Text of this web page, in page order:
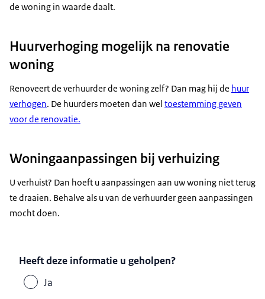
de woning in waarde daalt.
Huurverhoging mogelijk na renovatie
woning
Renoveert de verhuurder de woning zelf? Dan mag hij de huur
verhogen. De huurders moeten dan wel toestemming geven
voor de renovatie.
Woningaanpassingen bij verhuizing
U verhuist? Dan hoeft u aanpassingen aan uw woning niet terug
te draaien. Behalve als u van de verhuurder geen aanpassingen
mocht doen.
Heeft deze informatie u geholpen?
Ja